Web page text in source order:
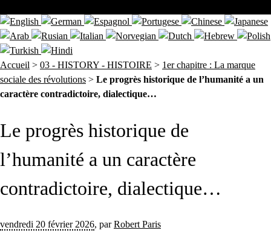
Accueil > 03 - HISTORY - HISTOIRE > 1er chapitre : La marque
sociale des révolutions > Le progrès historique de l’humanité a un
caractère contradictoire, dialectique…
Le progrès historique de
l’humanité a un caractère
contradictoire, dialectique…
vendredi 20 février 2026, parRobert Paris